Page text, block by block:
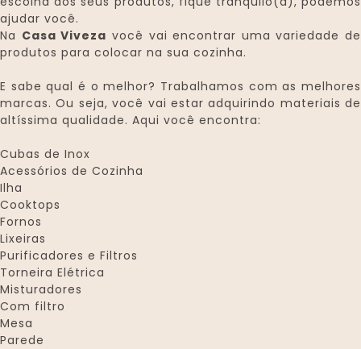
ajudar você.
Na Casa Viveza você vai encontrar uma variedade de
produtos para colocar na sua cozinha.
E sabe qual é o melhor? Trabalhamos com as melhores
marcas. Ou seja, você vai estar adquirindo materiais de
altíssima qualidade. Aqui você encontra:
Cubas de Inox
Acessórios de Cozinha
Ilha
Cooktops
Fornos
Lixeiras
Purificadores e Filtros
Torneira Elétrica
Misturadores
Com filtro
Mesa
Parede